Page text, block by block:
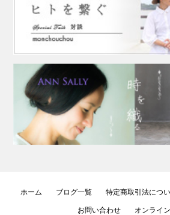
ホーム ブログ一覧 特定商取引法につ
お問い合わせ
オンライ